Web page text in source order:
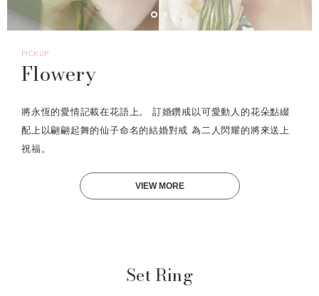
PICKUP
Flowery
將永恆的愛情記載在花語上。 訂婚鑽戒以可愛動人的花朵點綴
配上以翩翩起舞的仙子命名的結婚對戒 為二人閃耀的將來送上
祝福。
VIEW MORE
Set Ring